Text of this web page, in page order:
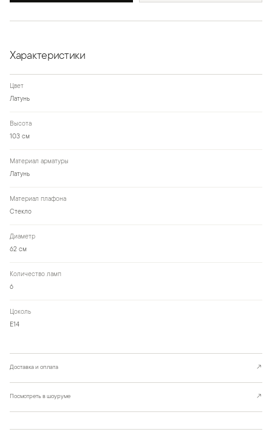
Характеристики
Цвет
Латунь
Высота
103 см
Материал арматуры
Латунь
Материал плафона
Стекло
Диаметр
62 см
Количество ламп
6
Цоколь
Е14
Доставка и оплата ↗
Посмотреть в шоуруме ↗